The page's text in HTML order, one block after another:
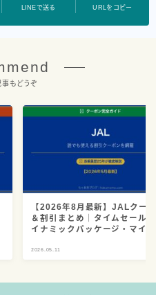
LINEで送る URLをコピー
もどうぞ
【2026年8月最新】JALクー
＆割引まとめ｜タイムセール
イナミックパッケージ・マイ
2026.05.11